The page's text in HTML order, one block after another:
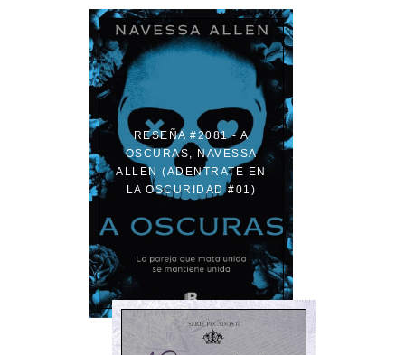
RESEÑA #2081 - A
OSCURAS, NAVESSA
ALLEN (ADENTRATE EN
LA OSCURIDAD #01)